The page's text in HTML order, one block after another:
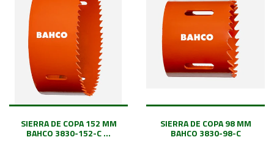
SIERRA DE COPA 152 MM
BAHCO 3830-152-C ...
SIERRA DE COPA 98 MM
BAHCO 3830-98-C